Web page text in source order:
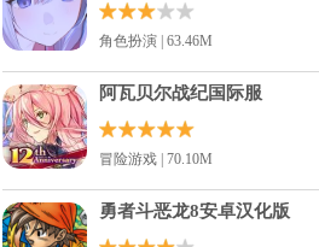
角色扮演 | 63.46M
阿瓦贝尔战纪国际服
冒险游戏 | 70.10M
勇者斗恶龙8安卓汉化版